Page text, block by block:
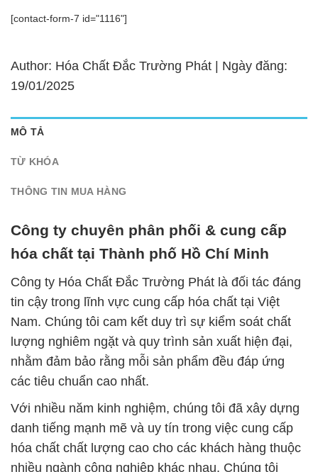
[contact-form-7 id="1116"]
Author: Hóa Chất Đắc Trường Phát | Ngày đăng:
19/01/2025
MÔ TẢ
TỪ KHÓA
THÔNG TIN MUA HÀNG
Công ty chuyên phân phối & cung cấp
hóa chất tại Thành phố Hồ Chí Minh
Công ty Hóa Chất Đắc Trường Phát là đối tác đáng
tin cậy trong lĩnh vực cung cấp hóa chất tại Việt
Nam. Chúng tôi cam kết duy trì sự kiểm soát chất
lượng nghiêm ngặt và quy trình sản xuất hiện đại,
nhằm đảm bảo rằng mỗi sản phẩm đều đáp ứng
các tiêu chuẩn cao nhất.
Với nhiều năm kinh nghiệm, chúng tôi đã xây dựng
danh tiếng mạnh mẽ và uy tín trong việc cung cấp
hóa chất chất lượng cao cho các khách hàng thuộc
nhiều ngành công nghiệp khác nhau. Chúng tôi